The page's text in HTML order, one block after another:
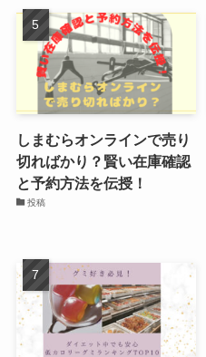
しまむらオンラインで売り
切ればかり？賢い在庫確認
と予約方法を伝授！
投稿